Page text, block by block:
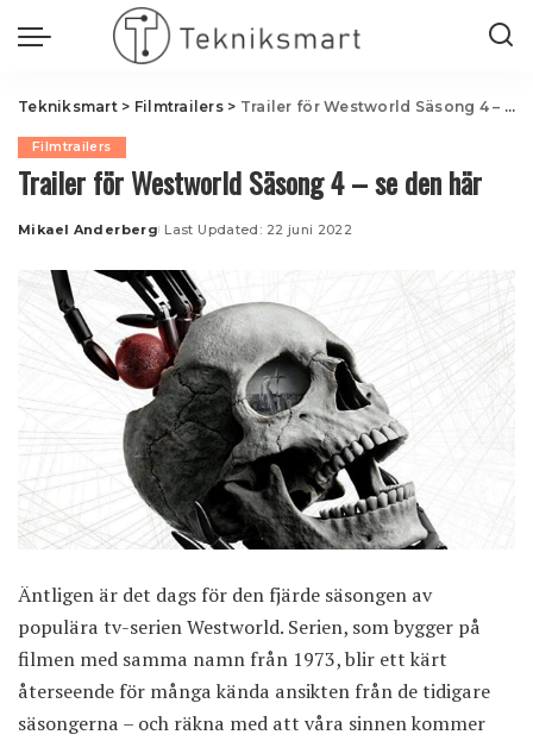
Tekniksmart> Filmtrailers > Trailer för Westworld Säsong 4 – se den här
Filmtrailers
Trailer för Westworld Säsong 4 – se den här
Posted
Mikael Anderberg Last Updated: 22 juni 2022
Äntligen är det dags för den fjärde säsongen av
populära tv-serien Westworld. Serien, som bygger på
filmen med samma namn från 1973, blir ett kärt
återseende för många kända ansikten från de tidigare
säsongerna – och räkna med att våra sinnen kommer